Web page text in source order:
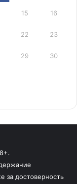
15 16
22 23
29 30
за достоверность